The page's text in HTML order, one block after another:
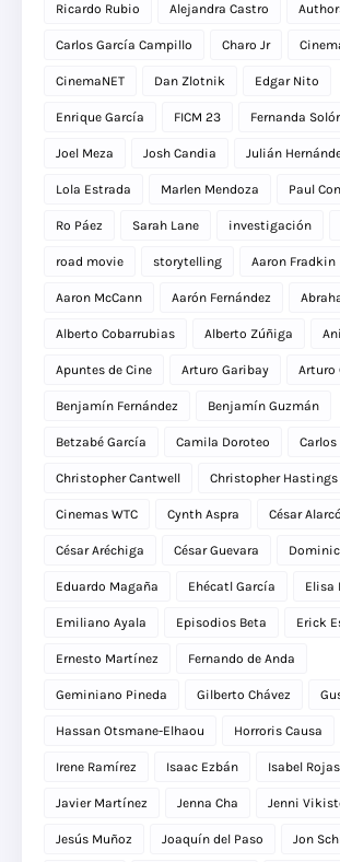
Ricardo Rubio Alejandra Castro
Carlos García Campillo Charo Jr
CinemaNET Dan Zlotnik Edgar Nito
Enrique García FICM 23 Fernanda
Joel Meza Josh Candia Julián
Lola Estrada Marlen Mendoza Paul
Ro Páez Sarah Lane investigación
road movie storytelling Aaron Fradkin
Aaron McCann Aarón Fernández
Alberto Cobarrubias Alberto Zúñiga
Apuntes de Cine Arturo Garibay Arturo
Benjamín Fernández Benjamín Guzmán
Betzabé García Camila Doroteo Carlos
Christopher Cantwell Christopher Hastings
Cinemas WTC Cynth Aspra César
César Aréchiga César Guevara
Eduardo Magaña Ehécatl García Elisa
Emiliano Ayala Episodios Beta Erick
Ernesto Martínez Fernando de Anda
Geminiano Pineda Gilberto Chávez
Hassan Otsmane-Elhaou Horroris Causa
Irene Ramírez Isaac Ezbán Isabel Rojas
Javier Martínez Jenna Cha Jenni
Jesús Muñoz Joaquín del Paso Jon